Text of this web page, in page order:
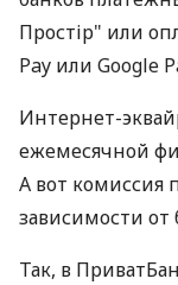
Простір" или
Pay или Google
Интернет-
ежемесячной
А вот комиссия
зависимости от
Так, в